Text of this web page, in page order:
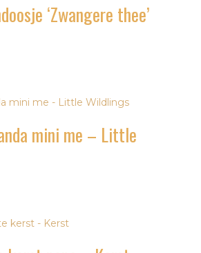
‘Zwangere thee’
mini me – Little